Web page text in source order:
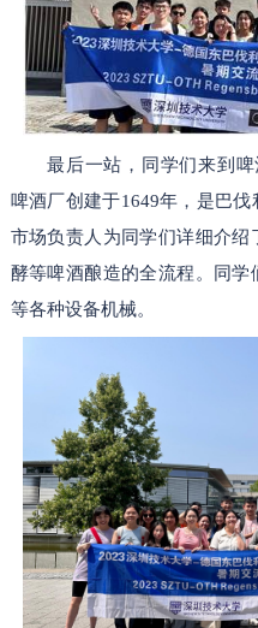
最后一站，同学们来到啤
啤酒厂创建于1649年，是巴
市场负责人为同学们详细介
酵等啤酒酿造的全流程。同
等各种设备机械。